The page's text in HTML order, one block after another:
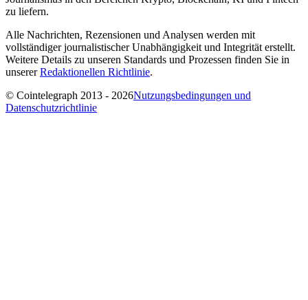
zu liefern.
Alle Nachrichten, Rezensionen und Analysen werden mit
vollständiger journalistischer Unabhängigkeit und Integrität erstellt.
Weitere Details zu unseren Standards und Prozessen finden Sie in
unsererRedaktionellen Richtlinie.
© Cointelegraph 2013 - 2026Nutzungsbedingungen und
Datenschutzrichtlinie